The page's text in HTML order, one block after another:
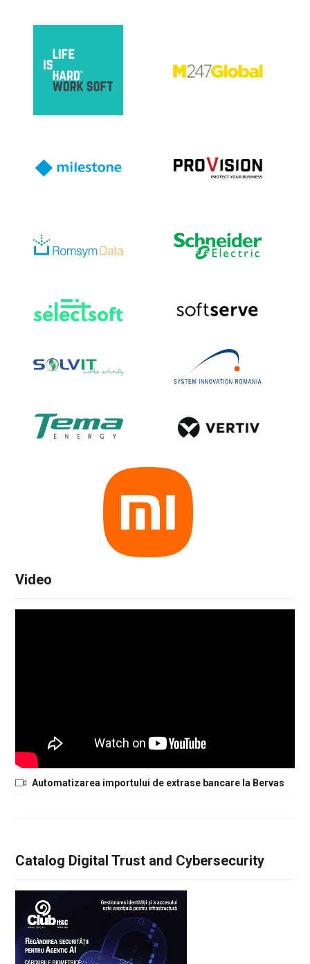
Video
Automatizarea importului de extrase bancare la Bervas
Catalog Digital Trust and Cybersecurity